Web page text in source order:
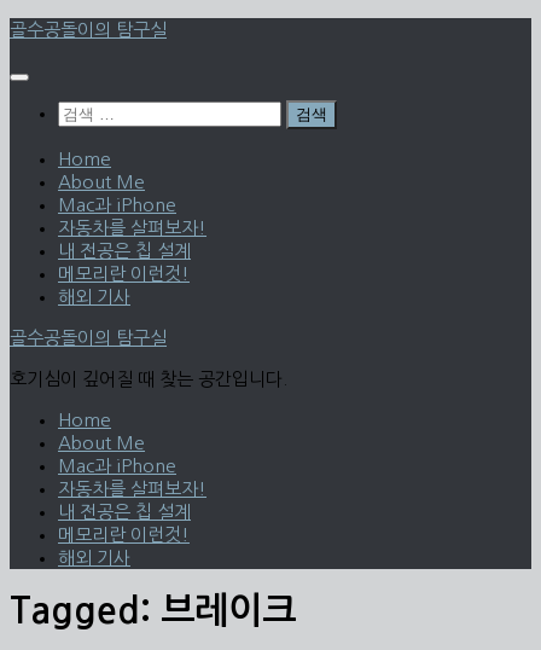
Skip
content
골수공돌이의 탐구실
검
Home
About Me
Mac과 iPhone
자동차를 살펴보자!
내 전공은 칩 설계
메모리란 이런것!
해외 기사
골수공돌이의 탐구실
호기심이 깊어질 때 찾는 공간입니다.
Home
About Me
Mac과 iPhone
자동차를 살펴보자!
내 전공은 칩 설계
메모리란 이런것!
해외 기사
Tagged: 브레이크